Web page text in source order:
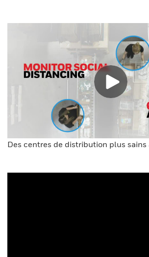
Des centres de distribution plus sains